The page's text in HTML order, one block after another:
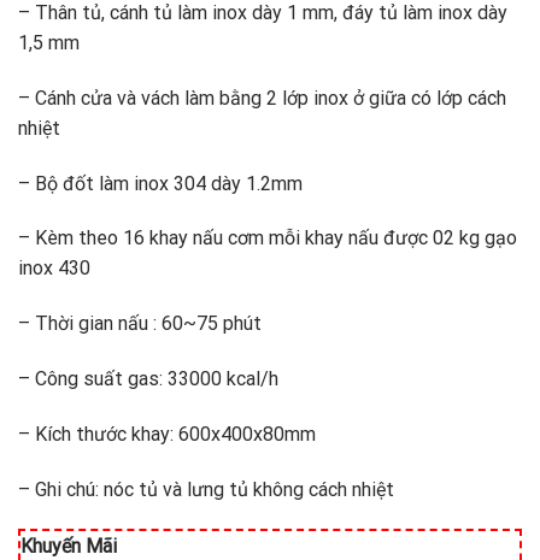
– Thân tủ, cánh tủ làm inox dày 1 mm, đáy tủ làm inox dày
1,5 mm
– Cánh cửa và vách làm bằng 2 lớp inox ở giữa có lớp cách
nhiệt
– Bộ đốt làm inox 304 dày 1.2mm
– Kèm theo 16 khay nấu cơm mỗi khay nấu được 02 kg gạo
inox 430
– Thời gian nấu : 60~75 phút
– Công suất gas: 33000 kcal/h
– Kích thước khay: 600x400x80mm
– Ghi chú: nóc tủ và lưng tủ không cách nhiệt
Khuyến Mãi